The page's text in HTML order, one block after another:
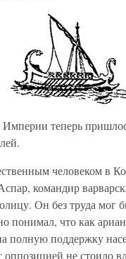
Империи теперь
человеком в
командир
Он без труда мог
понимал, что как
полную поддержку
оппозицией не стоило